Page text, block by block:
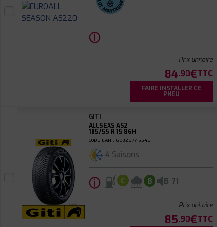
ⓘ
Prix unitaire
84.90€TTC
FAIRE INSTALLER CE
PNEU
GITI
ALLSEAS AS2
185/55 R 15 86H
CODE EAN : 6932877155481
4 Saisons
ⓘ C B B 71
Prix unitaire
85.90€TTC